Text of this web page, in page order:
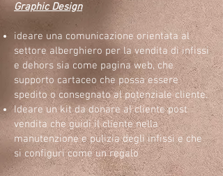
​Graphic Design
ideare una comunicazione orientata al
settore alberghiero per la vendita di infissi
e dehors sia come pagina web, che
supporto cartaceo che possa essere
spedito o consegnato al potenziale cliente.
Ideare un kit da donare al cliente post
vendita che guidi il cliente nella
manutenzione e pulizia degli infissi e che
si configuri come un regalo